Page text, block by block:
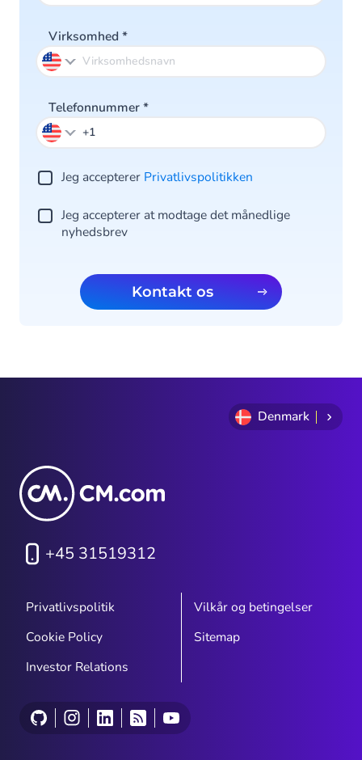
Virksomhed *
Telefonnummer*
Jeg accepterer Privatlivspolitikken
Jeg accepterer at modtage det månedlige
nyhedsbrev
Kontakt os
Denmark
+45 31519312
Privatlivspolitik
Vilkår og betingelser
Cookie Policy
Sitemap
Investor Relations